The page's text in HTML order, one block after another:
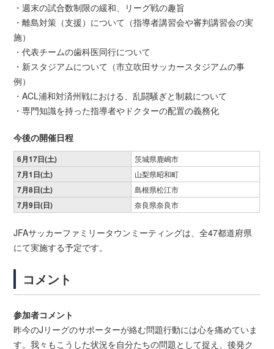
・週末の試合数制限の緩和、リーグ戦の趣旨
・離島対策（支援）について（指導者講習会や審判講習会の実
施）
・代表チームの歯科医同行について
・新スタジアムについて（市立吹田サッカースタジアムの事
例）
・ACL浦和対済州戦における、乱闘騒ぎと制裁について
・専門知識を持った指導者やドクターの配置の義務化
今後の開催日程
6月17日(土) 茨城県鹿嶋市
7月1日(土) 山梨県昭和町
7月8日(土) 島根県松江市
7月9日(日) 奈良県奈良市
JFAサッカーファミリータウンミーティングは、全47都道府県
にて実施する予定です。
コメント
参加者コメント
昨今のJリーグのサポーターが絡む問題行動には心を痛めていま
す。我々もこうした状況を自分たちの問題として捉え、後発ク